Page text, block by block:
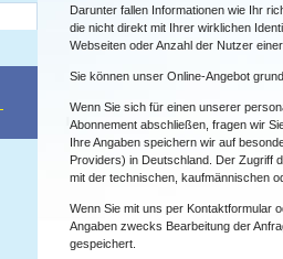
Darunter fallen Informationen wie Ihr
die nicht direkt mit Ihrer wirklichen
Webseiten oder Anzahl der Nutzer
Sie können unser Online-Angebot
Wenn Sie sich für einen unserer
Abonnement abschließen, fragen wir
Ihre Angaben speichern wir auf
Providers) in Deutschland. Der Zugriff
mit der technischen, kaufmännischen
Wenn Sie mit uns per Kontaktformular
Angaben zwecks Bearbeitung der
gespeichert.